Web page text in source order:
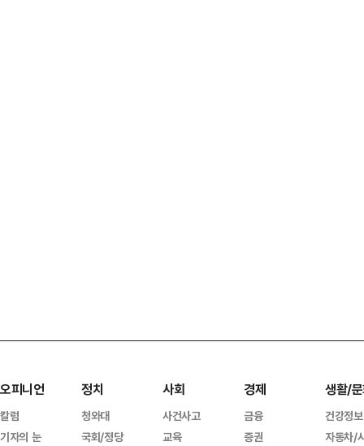
오피니언
칼럼
기자의 눈
정치
청와대
국회/정당
사회
사건사고
교육
경제
금융
증권
생활/
건강정보
자동차/